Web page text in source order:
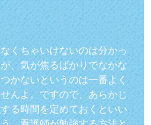
くちゃいけないのは分かっ
、気が焦るばかりでなかな
かないというのは一番よく
んよ。ですので、あらかじ
る時間を定めておくといい